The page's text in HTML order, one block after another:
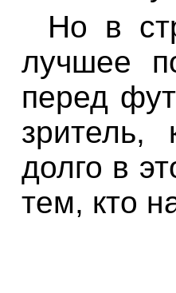
Но в
лучшее
перед
зритель,
долго в
тем, кто